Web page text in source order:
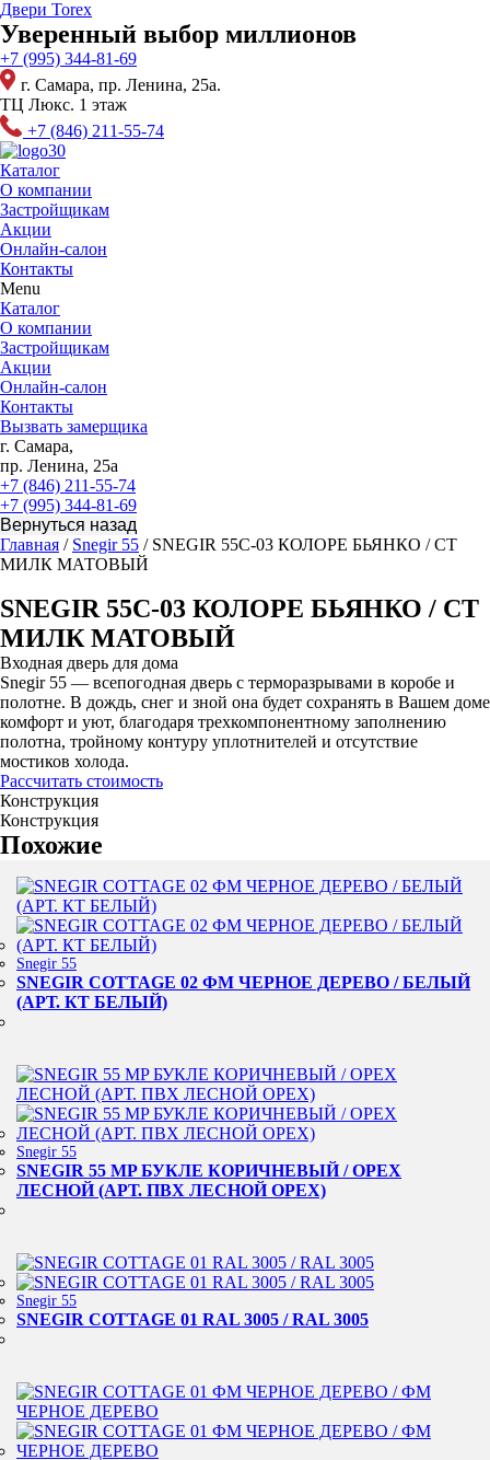
Перейти
к
содержимому
Двери Torex
Уверенный выбор миллионов
+7 (995) 344-81-69
г. Самара, пр. Ленина, 25а.
ТЦ Люкс. 1 этаж
+7 (846) 211-55-74
Каталог
О компании
Застройщикам
Акции
Онлайн-салон
Контакты
Menu
Каталог
О компании
Застройщикам
Акции
Онлайн-салон
Контакты
Вызвать замерщика
г. Самара,
пр. Ленина, 25а
+7 (846) 211-55-74
+7 (995) 344-81-69
Главная / Snegir 55 / SNEGIR 55C-03 КОЛОРЕ БЬЯНКО / СТ
МИЛК МАТОВЫЙ
SNEGIR 55C-03 КОЛОРЕ БЬЯНКО / СТ
МИЛК МАТОВЫЙ
Входная дверь для дома
Snegir 55 — всепогодная дверь с терморазрывами в коробе и
полотне. В дождь, снег и зной она будет сохранять в Вашем доме
комфорт и уют, благодаря трехкомпонентному заполнению
полотна, тройному контуру уплотнителей и отсутствие
мостиков холода.
Рассчитать стоимость
Конструкция
Конструкция
Похожие
Snegir 55
SNEGIR COTTAGE 02 ФМ ЧЕРНОЕ ДЕРЕВО / БЕЛЫЙ
(АРТ. КТ БЕЛЫЙ)
Snegir 55
SNEGIR 55 MP БУКЛЕ КОРИЧНЕВЫЙ / ОРЕХ
ЛЕСНОЙ (АРТ. ПВХ ЛЕСНОЙ ОРЕХ)
Snegir 55
SNEGIR COTTAGE 01 RAL 3005 / RAL 3005